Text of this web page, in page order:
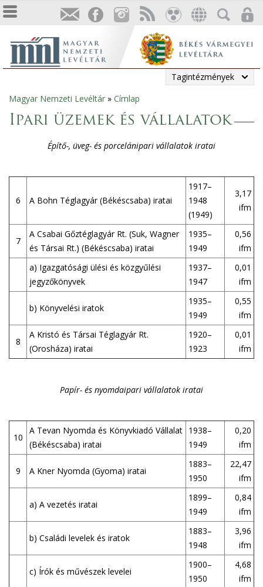
Tagintézmények
Jelenlegi
hely
Magyar Nemzeti Levéltár » Címlap
Ipari üzemek és vállalatok
Építő-, üveg- és porcelánipari vállalatok iratai
6 A Bohn Téglagyár (Békéscsaba) iratai
1917–
1948
(1949)
3,17
ifm
7
A Csabai Gőztéglagyár Rt. (Suk, Wagner
és Társai Rt.) (Békéscsaba) iratai
1935–
1949
0,56
ifm
a) Igazgatósági ülési és közgyűlési
jegyzőkönyvek
1937–
1947
0,01
ifm
b) Könyvelési iratok
1935–
1949
0,55
ifm
8
A Kristó és Társai Téglagyár Rt.
(Orosháza) iratai
1920–
1923
0,01
ifm
Papír- és nyomdaipari vállalatok iratai
10
A Tevan Nyomda és Könyvkiadó Vállalat
(Békéscsaba) iratai
1938–
1949
0,20
ifm
9 A Kner Nyomda (Gyoma) iratai
1883–
1950
22,47
ifm
a) A vezetés iratai
1899–
1949
0,84
ifm
b) Családi levelek és iratok
1883–
1948
3,96
ifm
c) Írók és művészek levelei
1900–
1950
4,68
ifm